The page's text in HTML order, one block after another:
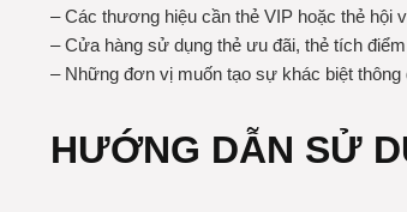
– Các thương hiệu cần thẻ VIP hoặc thẻ hội
– Cửa hàng sử dụng thẻ ưu đãi, thẻ tích
– Những đơn vị muốn tạo sự khác biệt
HƯỚNG DẪN SỬ